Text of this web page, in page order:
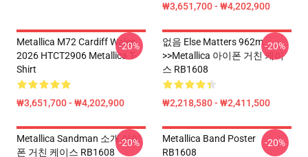
₩3,651,700 - ₩4,202,900
Metallica M72 Cardiff Wales
2026 HTCT2906 Metallica T-
Shirt
₩3,651,700 - ₩4,202,900
-20%
없음 Else Matters 962m
>>metallica 아이폰 거친 케이
스 RB1608
₩2,218,580 - ₩2,411,500
-20%
Metallica Sandman 소개 아이
폰 거친 케이스 RB1608
-20%
Metallica Band Poster
RB1608
-20%